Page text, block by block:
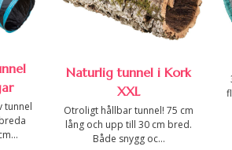
tunnel
Naturlig tunnel i Kork
XXL
Otroligt hållbar tunnel! 75 cm
lång och upp till 30 cm bred.
Både snygg oc...